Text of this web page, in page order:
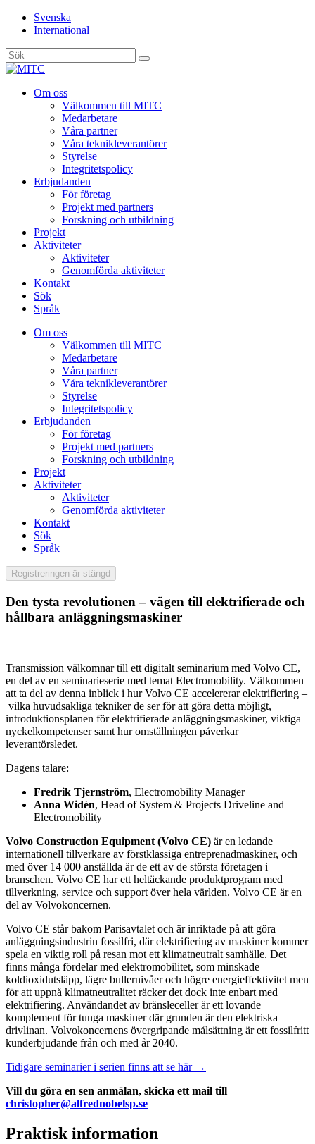
Svenska
International
Sök
efter:
Om oss
Välkommen till MITC
Medarbetare
Våra partner
Våra teknikleverantörer
Styrelse
Integritetspolicy
Erbjudanden
För företag
Projekt med partners
Forskning och utbildning
Projekt
Aktiviteter
Aktiviteter
Genomförda aktiviteter
Kontakt
Sök
Språk
Om oss
Välkommen till MITC
Medarbetare
Våra partner
Våra teknikleverantörer
Styrelse
Integritetspolicy
Erbjudanden
För företag
Projekt med partners
Forskning och utbildning
Projekt
Aktiviteter
Aktiviteter
Genomförda aktiviteter
Kontakt
Sök
Språk
Registreringen är stängd
Den tysta revolutionen – vägen till elektrifierade och
hållbara anläggningsmaskiner
Transmission välkomnar till ett digitalt seminarium med Volvo CE,
en del av en seminarieserie med temat Electromobility. Välkommen
att ta del av denna inblick i hur Volvo CE accelererar elektrifiering –
vilka huvudsakliga tekniker de ser för att göra detta möjligt,
introduktionsplanen för elektrifierade anläggningsmaskiner, viktiga
nyckelkompetenser samt hur omställningen påverkar
leverantörsledet.
Dagens talare:
Fredrik Tjernström, Electromobility Manager
Anna Widén, Head of System & Projects Driveline and
Electromobility
Volvo Construction Equipment (Volvo CE) är en ledande
internationell tillverkare av förstklassiga entreprenadmaskiner, och
med över 14 000 anställda är de ett av de största företagen i
branschen. Volvo CE har ett heltäckande produktprogram med
tillverkning, service och support över hela världen. Volvo CE är en
del av Volvokoncernen.
Volvo CE står bakom Parisavtalet och är inriktade på att göra
anläggningsindustrin fossilfri, där elektrifiering av maskiner kommer
spela en viktig roll på resan mot ett klimatneutralt samhälle. Det
finns många fördelar med elektromobilitet, som minskade
koldioxidutsläpp, lägre bullernivåer och högre energieffektivitet men
för att uppnå klimatneutralitet räcker det dock inte enbart med
elektrifiering. Användandet av bränsleceller är ett lovande
komplement för tunga maskiner där grunden är den elektriska
drivlinan. Volvokoncernens övergripande målsättning är ett fossilfritt
kunderbjudande från och med år 2040.
Tidigare seminarier i serien finns att se här →
Vill du göra en sen anmälan, skicka ett mail till
christopher@alfrednobelsp.se
Praktisk information